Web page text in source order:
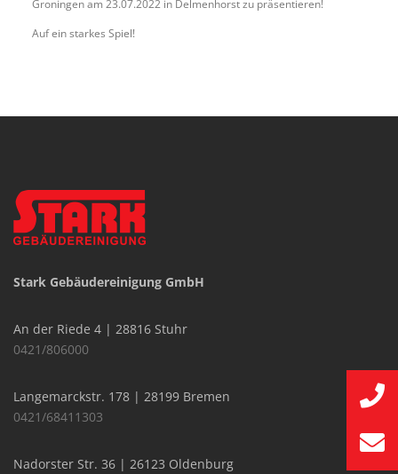
Groningen am 23.07.2022 in Delmenhorst zu präsentieren!
Auf ein starkes Spiel!
Stark Gebäudereinigung GmbH
An der Riede 4 | 28816 Stuhr
0421/806000
Langemarckstr. 178 | 28199 Bremen
0421/68411303
Nadorster Str. 36 | 26123 Oldenburg